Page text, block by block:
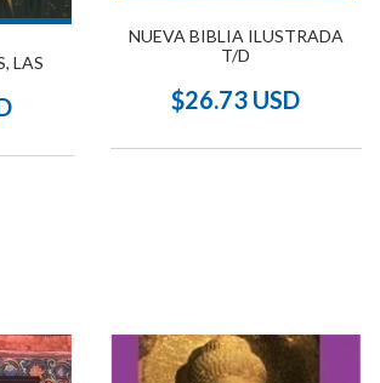
LAS
NUEVA BIBLIA ILUSTRADA
T/D
$26.73 USD